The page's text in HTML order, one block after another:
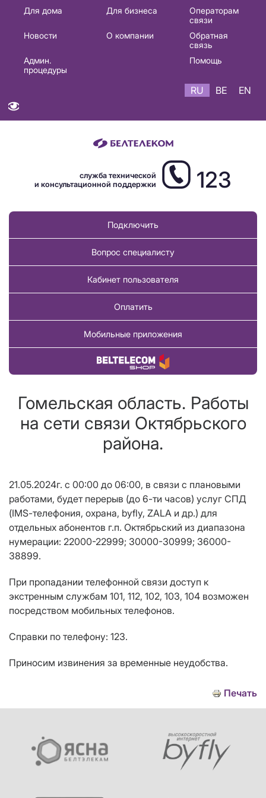
Основная
навигация
Для дома Для бизнеса
Операторам
связи
Новости
О компании
Обратная
связь
Админ.
процедуры
Помощь
RU BE EN
служба технической
и консультационной поддержки
123
Подключить
Вопрос специалисту
Кабинет пользователя
Оплатить
Мобильные приложения
Купить товар
Гомельская область. Работы
на сети связи Октябрьского
района.
21.05.2024г. с 00:00 до 06:00, в связи с плановыми
работами, будет перерыв (до 6-ти часов) услуг СПД
(IMS-телефония, охрана, byfly, ZALA и др.) для
отдельных абонентов г.п. Октябрьский из диапазона
нумерации: 22000-22999; 30000-30999; 36000-
38899.
При пропадании телефонной связи доступ к
экстренным службам 101, 112, 102, 103, 104 возможен
посредством мобильных телефонов.
Справки по телефону: 123.
Приносим извинения за временные неудобства.
Печать